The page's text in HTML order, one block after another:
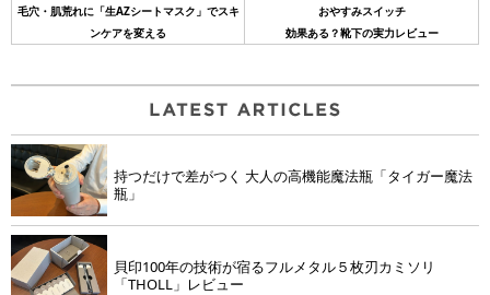
毛穴・肌荒れに「生AZシートマスク」でスキ
ンケアを変える
おやすみスイッチ
効果ある？靴下の実力レビュー
持つだけで差がつく 大人の高機能魔法瓶「タイガー魔法
瓶」
貝印100年の技術が宿るフルメタル５枚刃カミソリ
「THOLL」レビュー